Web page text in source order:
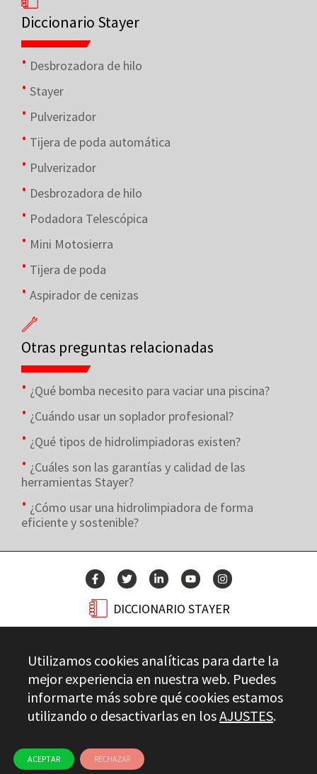
Diccionario Stayer
Desbrozadora de hilo
Stayer
Pulverizador
Tijera de poda automática
Pulverizador
Desbrozadora de hilo
Podadora Telescópica
Mini Motosierra
Tijera de poda
Aspirador de cenizas
Otras preguntas relacionadas
¿Qué bomba necesito para vaciar una piscina?
¿Cuándo usar un soplador profesional?
¿Qué tipos de hidrolimpiadoras existen?
¿Cuáles son las garantías y calidad de las
herramientas Stayer?
¿Cómo usar una hidrolimpiadora de forma
eficiente y sostenible?
DICCIONARIO STAYER
CONTACTO
Stayer.es © 2026
PRIVACIDAD
CANAL ÉTICO
Utilizamos cookies analíticas para darte la
mejor experiencia en nuestra web. Puedes
informarte más sobre qué cookies estamos
utilizando o desactivarlas en losAJUSTES.
ACEPTAR RECHAZAR